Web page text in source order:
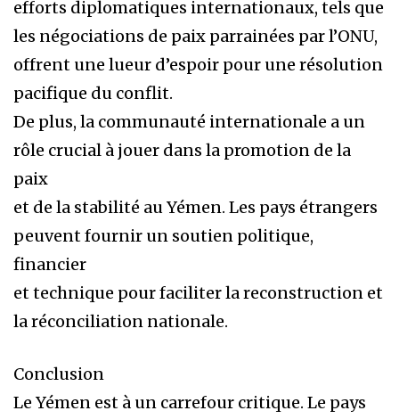
efforts diplomatiques internationaux, tels que
les négociations de paix parrainées par l’ONU,
offrent une lueur d’espoir pour une résolution
pacifique du conflit.
De plus, la communauté internationale a un
rôle crucial à jouer dans la promotion de la
paix
et de la stabilité au Yémen. Les pays étrangers
peuvent fournir un soutien politique,
financier
et technique pour faciliter la reconstruction et
la réconciliation nationale.
Conclusion
Le Yémen est à un carrefour critique. Le pays